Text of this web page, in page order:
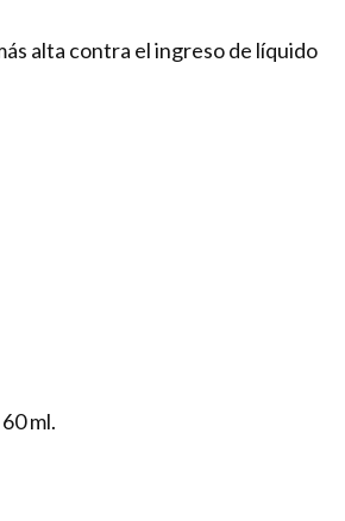
alta contra el ingreso de líquido
ml.